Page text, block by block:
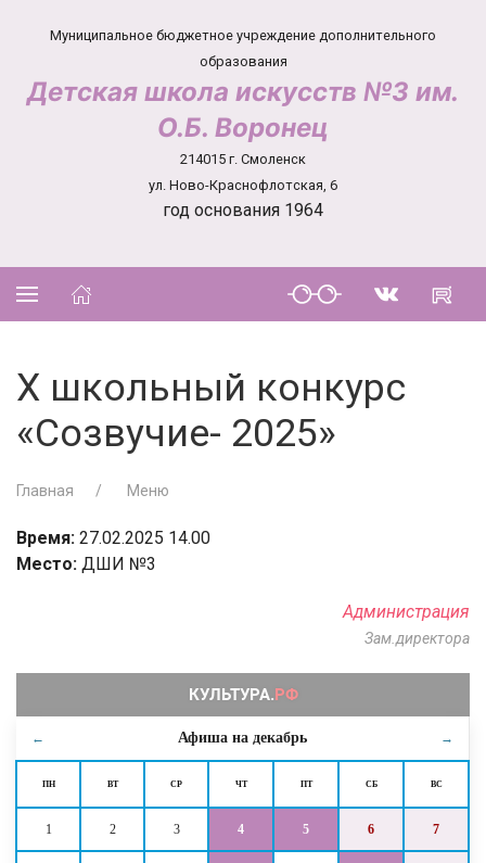
Муниципальное бюджетное учреждение дополнительного
образования
Детская школа искусств №3 им.
О.Б. Воронец
214015 г. Смоленск
ул. Ново-Краснофлотская, 6
год основания 1964
← Афиша на декабрь →
ПН ВТ СР ЧТ ПТ СБ ВС
1 2 3 4 5 6 7
X школьный конкурс
«Созвучие- 2025»
Главная Меню
Время: 27.02.2025 14.00
Место: ДШИ №3
Администрация
Зам.директора